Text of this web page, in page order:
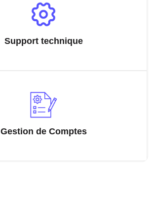
Support technique
Gestion de Comptes